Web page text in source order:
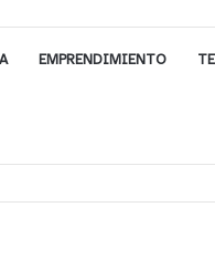
EMPRENDIMIENTO
presunto traslado de aguas